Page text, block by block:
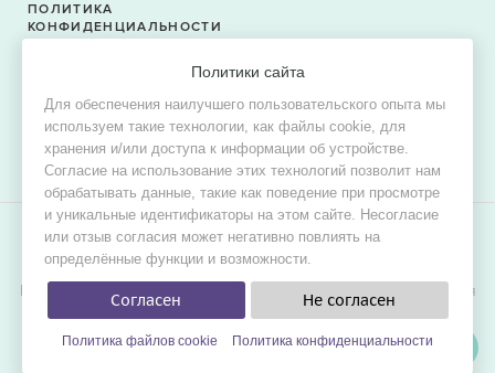
ФИЛЬТРЫ
Политики сайта
Для обеспечения наилучшего пользовательского опыта мы
используем такие технологии, как файлы cookie, для
хранения и/или доступа к информации об устройстве.
Согласие на использование этих технологий позволит нам
обрабатывать данные, такие как поведение при просмотре
и уникальные идентификаторы на этом сайте. Несогласие
или отзыв согласия может негативно повлиять на
определённые функции и возможности.
Согласен Не согласен
Политика файлов cookie Политика конфиденциальности
ПОЛИТИКА
КОНФИДЕНЦИАЛЬНОСТИ
СОГЛАСИЕ НА ОБРАБОТКУ
ПЕРСОНАЛЬНЫХ ДАННЫХ
© 2015–2026 Oh! Dress — сервис поиска свадебных и
вечерних платьев в продаже и в аренду.
Цель проекта — обеспечить невестам наилучшие условия для
удобного, быстрого и выгодного поиска платья мечты для
свадьбы.